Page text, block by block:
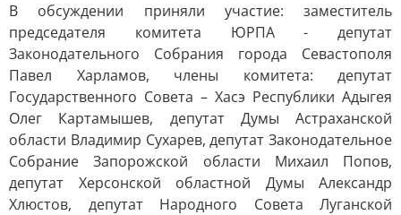
В обсуждении приняли участие: заместитель
председателя комитета ЮРПА - депутат
Законодательного Собрания города Севастополя
Павел Харламов, члены комитета: депутат
Государственного Совета – Хасэ Республики Адыгея
Олег Картамышев, депутат Думы Астраханской
области Владимир Сухарев, депутат Законодательное
Собрание Запорожской области Михаил Попов,
депутат Херсонской областной Думы Александр
Хлюстов, депутат Народного Совета Луганской